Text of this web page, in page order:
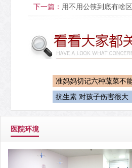
下一篇： 用不用公筷到底有啥
准妈妈切记六种蔬菜不
抗生素 对孩子伤害很大
医院环境